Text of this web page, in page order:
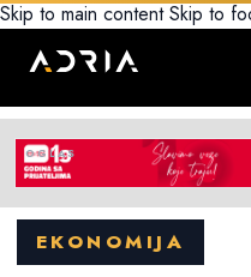
Skip to main content Skip to
EKONOMIJA